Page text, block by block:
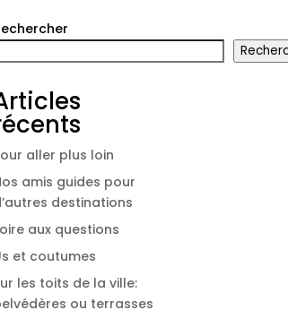
aller plus loin
amis guides pour
destinations
aux questions
et coutumes
les toits de la ville:
ou terrasses